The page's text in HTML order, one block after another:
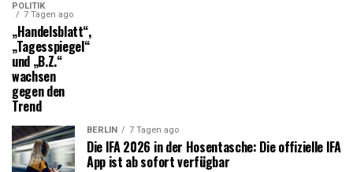
POLITIK
7 Tagen ago
„Handelsblatt“,
„Tagesspiegel“
und „B.Z.“
wachsen
gegen den
Trend
BERLIN 7 Tagen ago
Die IFA 2026 in der Hosentasche: Die offizielle IFA
App ist ab sofort verfügbar